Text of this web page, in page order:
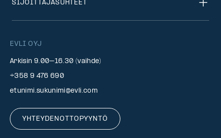
EVLI OYJ
Arkisin 9.00–16.30 (vaihde)
+358 9 476 690
etunimi.sukunimi@evli.com
YHTEYDENOTTOPYYNTÖ
SIJOITTAJASUHTEET